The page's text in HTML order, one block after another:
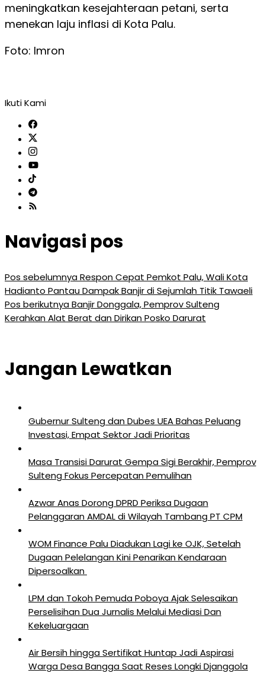
meningkatkan kesejahteraan petani, serta
menekan laju inflasi di Kota Palu.
Foto: Imron
Ikuti Kami
Navigasi pos
Pos sebelumnyaRespon Cepat Pemkot Palu, Wali Kota
Hadianto Pantau Dampak Banjir di Sejumlah Titik Tawaeli
Pos berikutnyaBanjir Donggala, Pemprov Sulteng
Kerahkan Alat Berat dan Dirikan Posko Darurat
Jangan Lewatkan
Gubernur Sulteng dan Dubes UEA Bahas Peluang
Investasi, Empat Sektor Jadi Prioritas
Masa Transisi Darurat Gempa Sigi Berakhir, Pemprov
Sulteng Fokus Percepatan Pemulihan
Azwar Anas Dorong DPRD Periksa Dugaan
Pelanggaran AMDAL di Wilayah Tambang PT CPM
‎WOM Finance Palu Diadukan Lagi ke OJK, Setelah
Dugaan Pelelangan Kini Penarikan Kendaraan
Dipersoalkan ‎
LPM dan Tokoh Pemuda Poboya Ajak Selesaikan
Perselisihan Dua Jurnalis Melalui Mediasi Dan
Kekeluargaan
Air Bersih hingga Sertifikat Huntap Jadi Aspirasi
Warga Desa Bangga Saat Reses Longki Djanggola